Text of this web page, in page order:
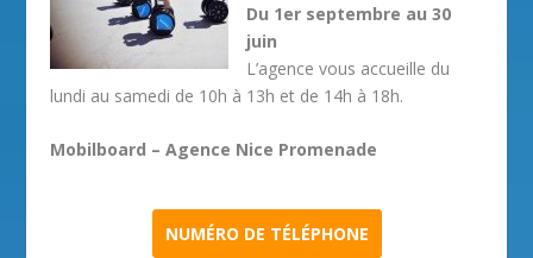
Du 1er septembre au 30
juin
L’agence vous accueille du
lundi au samedi de 10h à 13h et de 14h à 18h.
Mobilboard – Agence Nice Promenade
NUMÉRO DE TÉLÉPHONE